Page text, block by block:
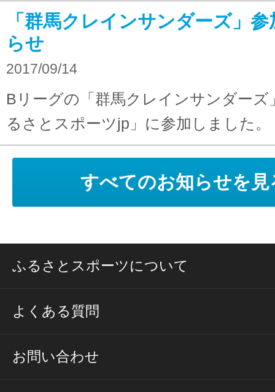
「群馬クレインサンダーズ」
らせ
2017/09/14
Bリーグの「群馬クレインサンダーズ
るさとスポーツjp」に参加しました。
すべてのお知らせを見
ふるさとスポーツについて
よくある質問
お問い合わせ